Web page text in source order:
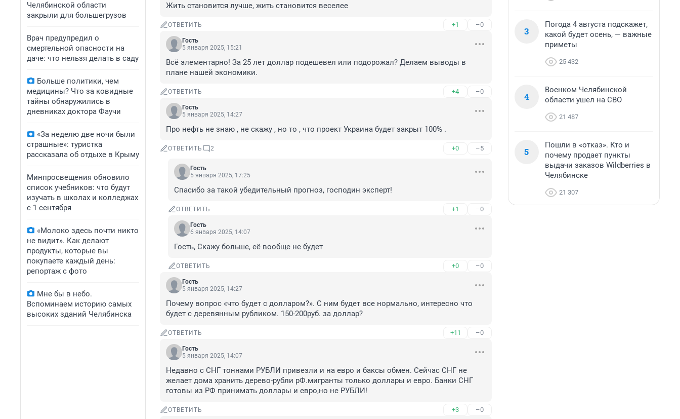
Челябинской области
закрыли для большегрузов
Врач предупредил о
смертельной опасности на
даче: что нельзя делать в саду
Больше политики, чем
медицины? Что за ковидные
тайны обнаружились в
дневниках доктора Фаучи
«За неделю две ночи были
страшные»: туристка
рассказала об отдыхе в Крыму
Минпросвещения обновило
список учебников: что будут
изучать в школах и колледжах
с 1 сентября
«Молоко здесь почти никто
не видит». Как делают
продукты, которые вы
покупаете каждый день:
репортаж с фото
Мне бы в небо.
Вспоминаем историю самых
высоких зданий Челябинска
Жить становится лучше, жить становится веселее
ОТВЕТИТЬ +1 –0
Гость
5 января 2025, 15:21
Всё элементарно! За 25 лет доллар подешевел или подорожал? Делаем выводы в
плане нашей экономики.
ОТВЕТИТЬ +4 –0
Гость
5 января 2025, 14:27
Про нефть не знаю , не скажу , но то , что проект Украина будет закрыт 100% .
ОТВЕТИТЬ 2 +0 –5
Гость
5 января 2025, 17:25
Спасибо за такой убедительный прогноз, господин эксперт!
ОТВЕТИТЬ +1 –0
Гость
6 января 2025, 14:07
Гость, Скажу больше, её вообще не будет
ОТВЕТИТЬ +0 –0
Гость
5 января 2025, 14:27
Почему вопрос «что будет с долларом?». С ним будет все нормально, интересно что
будет с деревянным рубликом. 150-200руб. за доллар?
ОТВЕТИТЬ +11 –0
Гость
5 января 2025, 14:07
Недавно с СНГ тоннами РУБЛИ привезли и на евро и баксы обмен. Сейчас СНГ не
желает дома хранить дерево-рубли рФ.мигранты только доллары и евро. Банки СНГ
готовы из РФ принимать доллары и евро,но не РУБЛИ!
ОТВЕТИТЬ +3 –0
3
Погода 4 августа подскажет,
какой будет осень, — важные
приметы
25 432
4
Военком Челябинской
области ушел на СВО
21 487
5
Пошли в «отказ». Кто и
почему продает пункты
выдачи заказов Wildberries в
Челябинске
21 307